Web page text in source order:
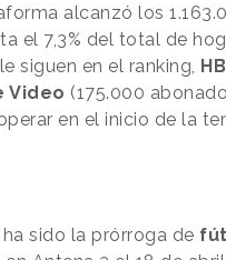
alcanzó los
el 7,3% del total de
siguen en el ranking,
Video (175.000
en el inicio de la
sido la prórroga de